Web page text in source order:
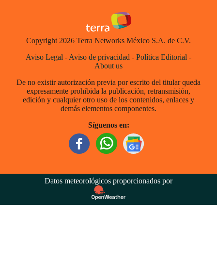
Copyright 2026 Terra Networks México S.A. de C.V.
Aviso Legal - Aviso de privacidad - Política Editorial -
About us
De no existir autorización previa por escrito del titular queda
expresamente prohibida la publicación, retransmisión,
edición y cualquier otro uso de los contenidos, enlaces y
demás elementos componentes.
Síguenos en:
Datos meteorológicos proporcionados por